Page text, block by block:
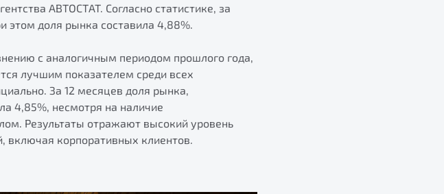
АВТОСТАТ. Согласно статистике, за
этом доля рынка составила 4,88%.
с аналогичным периодом прошлого года,
лучшим показателем среди всех
За 12 месяцев доля рынка,
4,85%, несмотря на наличие
Результаты отражают высокий уровень
включая корпоративных клиентов.